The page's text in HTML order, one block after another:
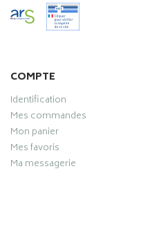
COMPTE
Identification
Mes commandes
Mon panier
Mes favoris
Ma messagerie